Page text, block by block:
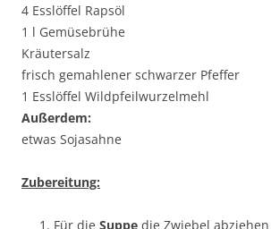
4 Esslöffel Rapsöl
1 l Gemüsebrühe
Kräutersalz
frisch gemahlener schwarzer Pfeffer
1 Esslöffel Wildpfeilwurzelmehl
Außerdem:
etwas Sojasahne
Zubereitung:
Für die Suppe die Zwiebel